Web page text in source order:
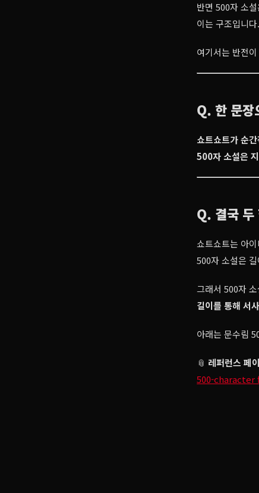
반면 500자 소
이는 구조입니다.
여기서는 반전
Q. 한 문장
쇼트쇼트가 순
500자 소설은
Q. 결국 두
쇼트쇼트는 아
500자 소설은
그래서 500자
길이를 통해 서
아래는 문수림
📎 레퍼런스 페
500-character